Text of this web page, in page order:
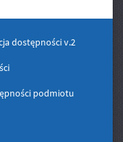
dostępności v.2
podmiotu